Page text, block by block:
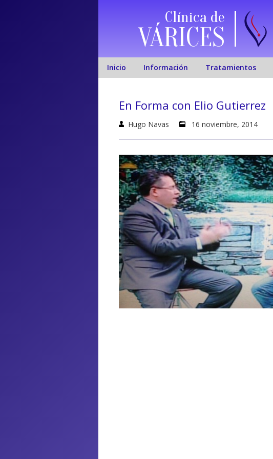
Clínica de
VÁRICES
Inicio Información Tratamientos
En Forma con Elio Gutierrez
Hugo Navas 16 noviembre, 2014